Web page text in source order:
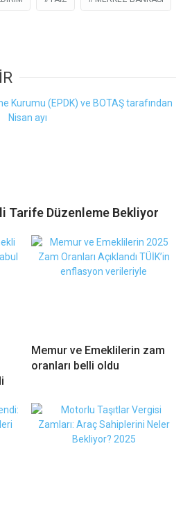
Tarife Düzenleme Bekliyor
Memur ve Emeklilerin zam
oranları belli oldu